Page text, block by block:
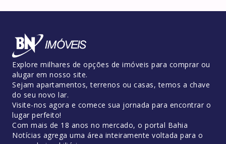
Explore milhares de opções de imóveis para comprar ou
alugar em nosso site.
Sejam apartamentos, terrenos ou casas, temos a chave
do seu novo lar.
Visite-nos agora e comece sua jornada para encontrar o
lugar perfeito!
Com mais de 18 anos no mercado, o portal Bahia
Notícias agrega uma área inteiramente voltada para o